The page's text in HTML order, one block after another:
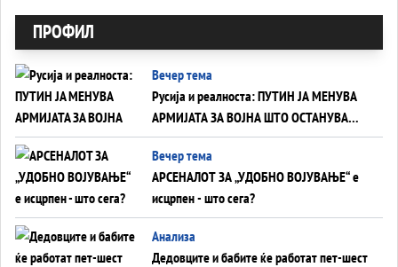
ПРОФИЛ
Вечер тема
Русија и реалноста: ПУТИН ЈА МЕНУВА
АРМИЈАТА ЗА ВОЈНА ШТО ОСТАНУВА
БЕЗ ФРОНТ
Вечер тема
АРСЕНАЛОТ ЗА „УДОБНО ВОЈУВАЊЕ“ е
исцрпен - што сега?
Анализа
Дедовците и бабите ќе работат пет-шест